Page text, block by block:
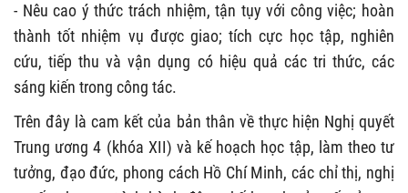
- Nêu cao ý thức trách nhiệm, tận tụy với công việc; hoàn
thành tốt nhiệm vụ được giao; tích cực học tập, nghiên
cứu, tiếp thu và vận dụng có hiệu quả các tri thức, các
sáng kiến trong công tác.
Trên đây là cam kết của bản thân về thực hiện Nghị quyết
Trung ương 4 (khóa XII) và kế hoạch học tập, làm theo tư
tưởng, đạo đức, phong cách Hồ Chí Minh, các chỉ thị, nghị